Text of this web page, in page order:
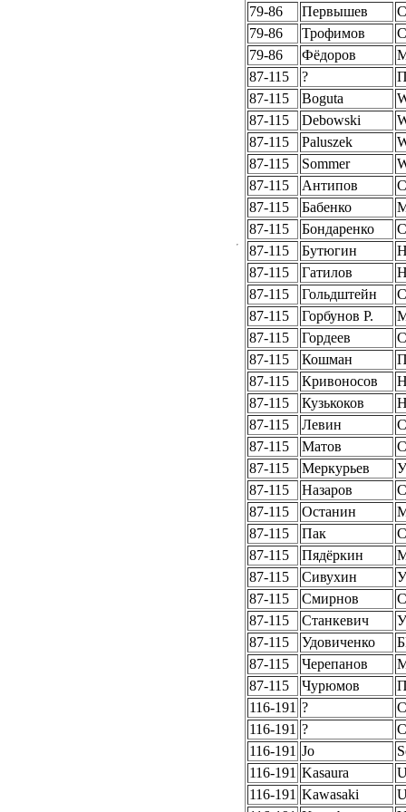
79-86
Первышев
79-86
Трофимов
79-86
Фёдоров
87-115
?
87-115
Boguta
87-115
Debowski
87-115
Paluszek
87-115
Sommer
87-115
Антипов
87-115
Бабенко
87-115
Бондаренко
87-115
Бутюгин
87-115
Гатилов
87-115
Гольдштейн
87-115
Горбунов Р.
87-115
Гордеев
87-115
Кошман
87-115
Кривоносов
87-115
Кузькоков
87-115
Левин
87-115
Матов
87-115
Меркурьев
87-115
Назаров
87-115
Останин
87-115
Пак
87-115
Пядёркин
87-115
Сивухин
87-115
Смирнов
87-115
Станкевич
87-115
Удовиченко
87-115
Черепанов
87-115
Чурюмов
116-191 ?
116-191 ?
116-191 Jo
116-191 Kasaura
116-191 Kawasaki